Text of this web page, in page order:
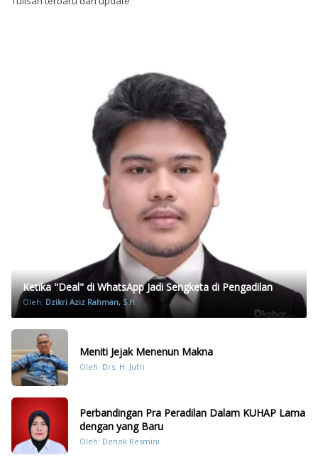
Ketika "Deal" di WhatsApp Jadi Sengketa di Pengadilan
Oleh: Dzikri Aziz Rahman, S.H
Meniti Jejak Menenun Makna
Oleh: Drs. H. Jufri
Perbandingan Pra Peradilan Dalam KUHAP Lama
dengan yang Baru
Oleh: Denok Resmini